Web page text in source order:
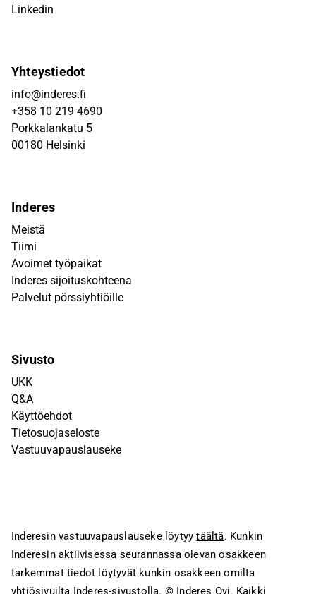
Linkedin
Yhteystiedot
info@inderes.fi
+358 10 219 4690
Porkkalankatu 5
00180 Helsinki
Inderes
Meistä
Tiimi
Avoimet työpaikat
Inderes sijoituskohteena
Palvelut pörssiyhtiöille
Sivusto
UKK
Q&A
Käyttöehdot
Tietosuojaseloste
Vastuuvapauslauseke
Inderesin vastuuvapauslauseke löytyytäältä. Kunkin
Inderesin aktiivisessa seurannassa olevan osakkeen
tarkemmat tiedot löytyvät kunkin osakkeen omilta
yhtiösivuilta Inderes-sivustolla. © Inderes Oyj. Kaikki